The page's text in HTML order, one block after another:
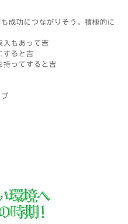
成功につながりそう。積極的に
もあって吉
ると吉
ってすると吉